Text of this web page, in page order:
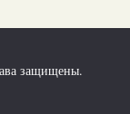
защищены.